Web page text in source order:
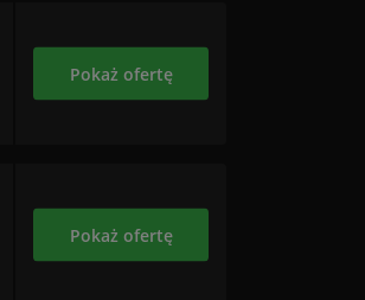
Pokaż ofertę
Pokaż ofertę